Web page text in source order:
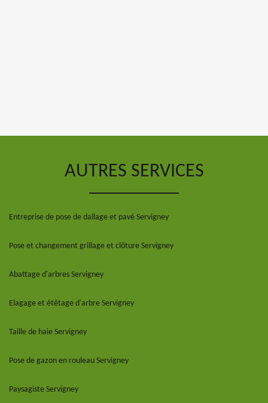
AUTRES SERVICES
Entreprise de pose de dallage et pavé Servigney
Pose et changement grillage et clôture Servigney
Abattage d'arbres Servigney
Elagage et étêtage d'arbre Servigney
Taille de haie Servigney
Pose de gazon en rouleau Servigney
Paysagiste Servigney